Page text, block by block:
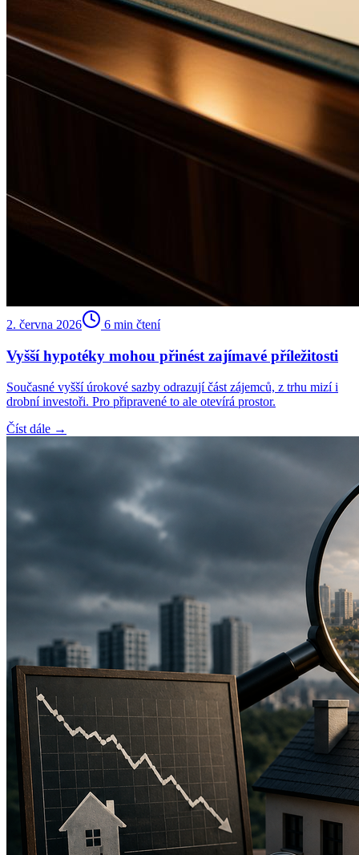
2. června 2026 6 min čtení
Vyšší hypotéky mohou přinést zajímavé příležitosti
Současné vyšší úrokové sazby odrazují část zájemců, z trhu mizí i
drobní investoři. Pro připravené to ale otevírá prostor.
Číst dále →